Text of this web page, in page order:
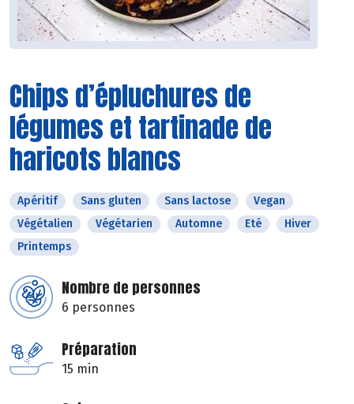
Chips d’épluchures de
légumes et tartinade de
haricots blancs
Apéritif Sans gluten Sans lactose
Vegan
Végétalien
Végétarien Automne Eté
Hiver
Printemps
Nombre de personnes
6 personnes
Préparation
15 min